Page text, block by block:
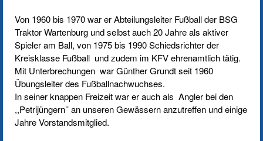
Von 1960 bis 1970 war er Abteilungsleiter Fußball der BSG
Traktor Wartenburg und selbst auch 20 Jahre als aktiver
Spieler am Ball, von 1975 bis 1990 Schiedsrichter der
Kreisklasse Fußball und zudem im KFV ehrenamtlich tätig.
Mit Unterbrechungen war Günther Grundt seit 1960
Übungsleiter des Fußballnachwuchses.
In seiner knappen Freizeit war er auch als Angler bei den
,,Petrijüngern’’ an unseren Gewässern anzutreffen und einige
Jahre Vorstandsmitglied.